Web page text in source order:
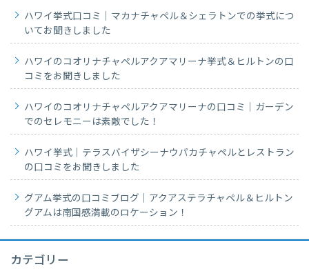
ハワイ挙式口コミ｜マカナチャペル＆シェラトンでの挙式につ
いてお聞きしました
ハワイのコオリナチャペルアクアマリーナ挙式＆ヒルトンの口
コミをお聞きしました
ハワイのコオリナチャペルアクアマリーナの口コミ｜ガーデン
でのセレモニーは素敵でした！
ハワイ挙式｜テラスバイザシーナウパカチャペルとレストラン
の口コミをお聞きしました
グアム挙式の口コミブログ｜アクアステラチャペル＆ヒルトン
グアムは南国感満載のロケーション！
カテゴリー